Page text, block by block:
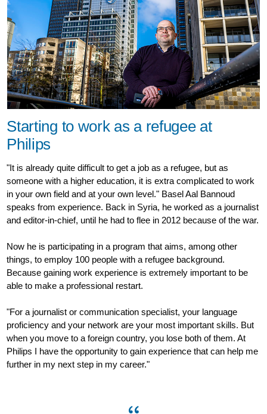
Starting to work as a refugee at
Philips
"It is already quite difficult to get a job as a refugee, but as
someone with a higher education, it is extra complicated to work
in your own field and at your own level." Basel Aal Bannoud
speaks from experience. Back in Syria, he worked as a journalist
and editor-in-chief, until he had to flee in 2012 because of the war.
Now he is participating in a program that aims, among other
things, to employ 100 people with a refugee background.
Because gaining work experience is extremely important to be
able to make a professional restart.
"For a journalist or communication specialist, your language
proficiency and your network are your most important skills. But
when you move to a foreign country, you lose both of them. At
Philips I have the opportunity to gain experience that can help me
further in my next step in my career."